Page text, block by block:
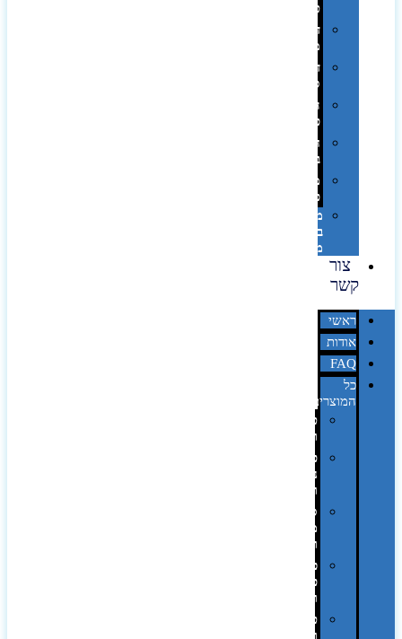
טמפון
דפוס
משי
דפוס
סובלימציה
הדפס
פרוצס
חריטה
בלייזר
מהו
פנטון?
מיתוג
באמצעות
מדבקות
צור
קשר
ראשי
אודות
FAQ
כל
המוצרים
טכנולוגיה
וגאדג'טים
פנאי,
נופש
ונסיעות
סביבת
משרד
ופרימיום
כלים,
פנסים
ורכב
טקסטיל
וחורף